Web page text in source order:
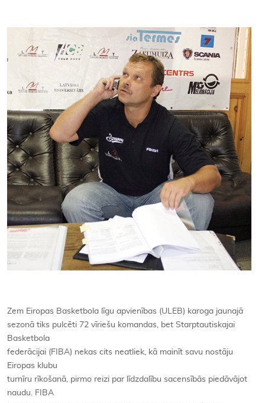
Zem Eiropas Basketbola līgu apvienības (ULEB) karoga jaunajā
sezonā tiks pulcēti 72 vīriešu komandas, bet Starptautiskajai
Basketbola
federācijai (FIBA) nekas cits neatliek, kā mainīt savu nostāju
Eiropas klubu
turnīru rīkošanā, pirmo reizi par līdzdalību sacensībās piedāvājot
naudu. FIBA